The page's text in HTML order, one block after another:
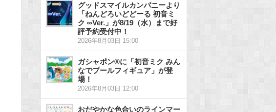
グッドスマイルカンパニーより
「ねんどろいどどーる 初音ミ
ク ∞Ver.」が8/19（水）まで好
評予約受付中！
2026年8月03日 15:00
ガシャポン®に「初音ミク みん
なでプールフィギュア」が登
場！
2026年8月03日 12:00
おだやかな色合いのラインマー